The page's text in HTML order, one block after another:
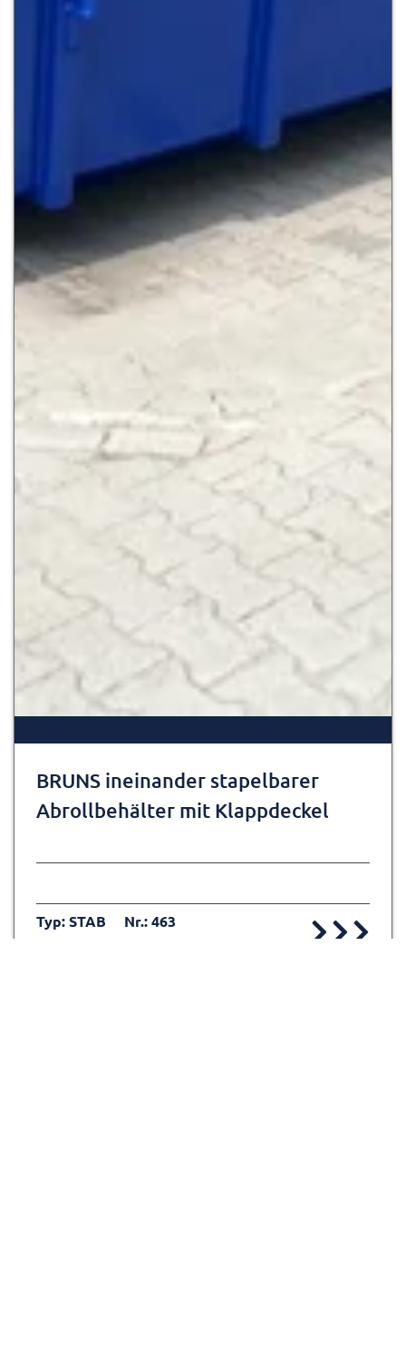
BRUNS ineinander stapelbarer
Abrollbehälter mit Klappdeckel
Typ: STAB Nr.: 463